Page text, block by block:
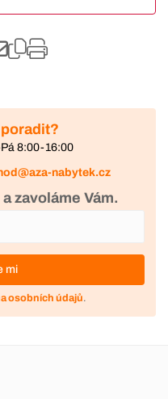
8:00-16:00
nabytek.cz
zavoláme Vám.
mi
osobních údajů.